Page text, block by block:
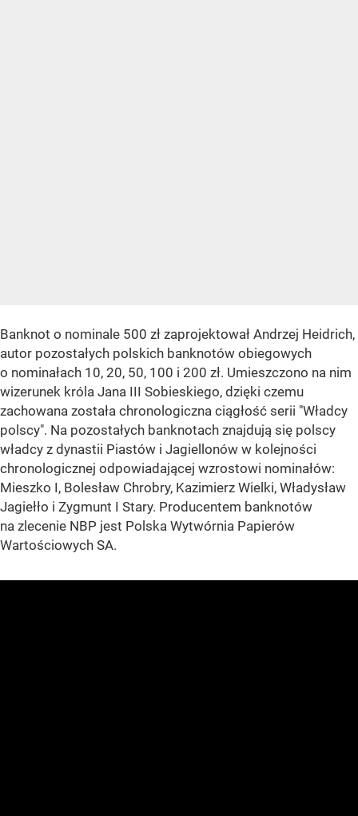
Banknot o nominale 500 zł zaprojektował Andrzej Heidrich,
autor pozostałych polskich banknotów obiegowych
o nominałach 10, 20, 50, 100 i 200 zł. Umieszczono na nim
wizerunek króla Jana III Sobieskiego, dzięki czemu
zachowana została chronologiczna ciągłość serii "Władcy
polscy". Na pozostałych banknotach znajdują się polscy
władcy z dynastii Piastów i Jagiellonów w kolejności
chronologicznej odpowiadającej wzrostowi nominałów:
Mieszko I, Bolesław Chrobry, Kazimierz Wielki, Władysław
Jagiełło i Zygmunt I Stary. Producentem banknotów
na zlecenie NBP jest Polska Wytwórnia Papierów
Wartościowych SA.